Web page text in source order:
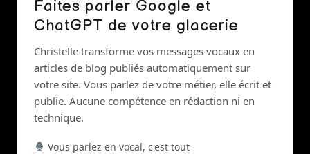
Faites parler Google et
ChatGPT de votre glacerie
Christelle transforme vos messages vocaux en
articles de blog publiés automatiquement sur
votre site. Vous parlez de votre métier, elle écrit et
publie. Aucune compétence en rédaction ni en
technique.
Vous parlez en vocal, c'est tout